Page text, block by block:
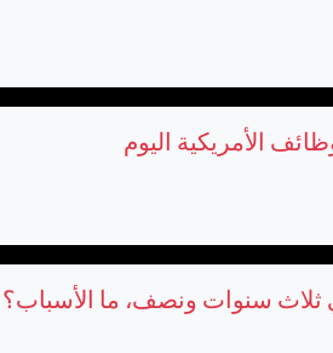
الأمريكية اليوم
ثلاث سنوات ونصف، ما الأسباب؟